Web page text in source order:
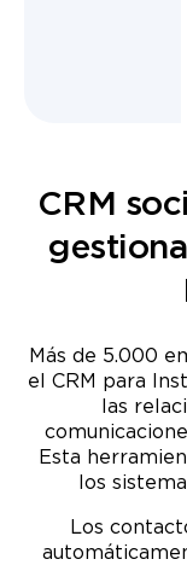
CRM
Más de 5.000
el CRM para
las
Esta
los
Los